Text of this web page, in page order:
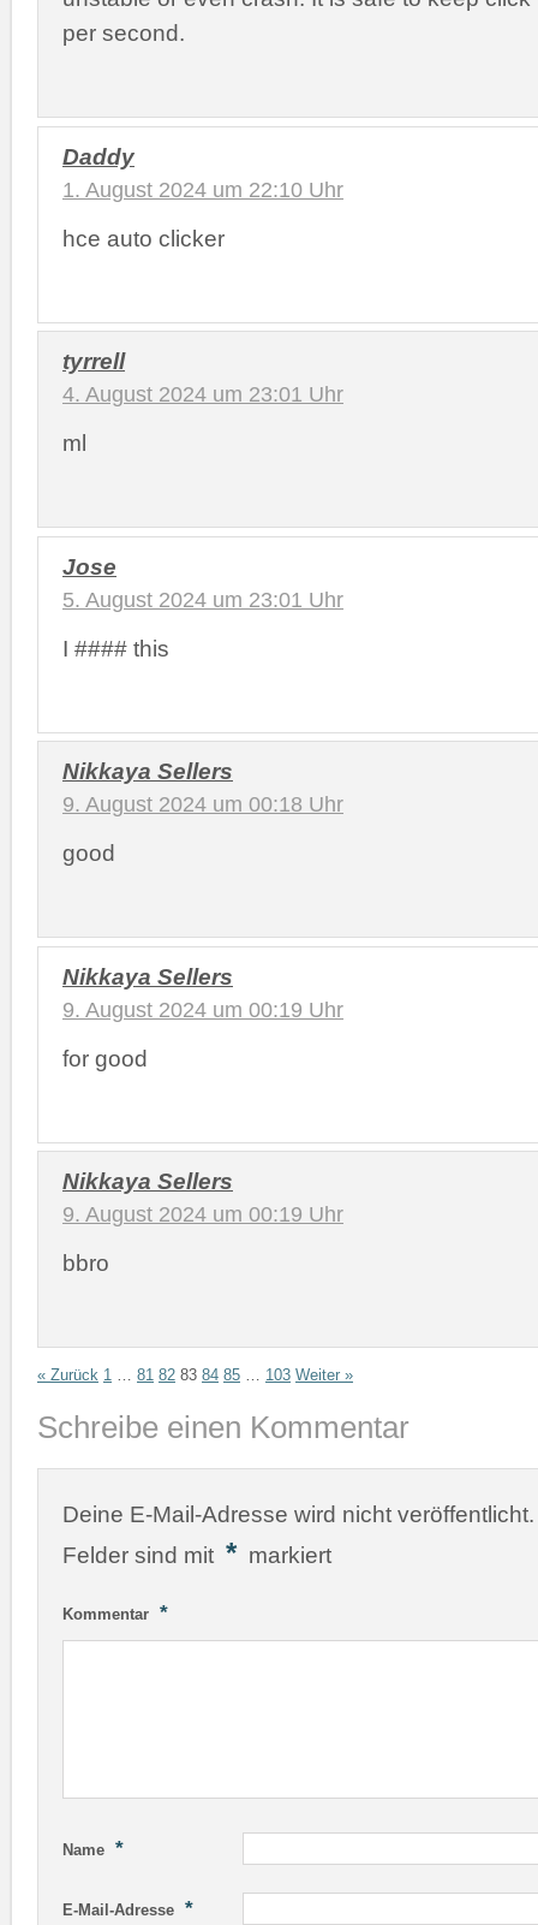
per second.
Daddy
1. August 2024 um 22:10 Uhr
hce auto clicker
tyrrell
4. August 2024 um 23:01 Uhr
ml
Jose
5. August 2024 um 23:01 Uhr
I #### this
Nikkaya Sellers
9. August 2024 um 00:18 Uhr
good
Nikkaya Sellers
9. August 2024 um 00:19 Uhr
for good
Nikkaya Sellers
9. August 2024 um 00:19 Uhr
bbro
« Zurück 1 … 81 82 83 84 85 … 103 Weiter »
Schreibe einen Kommentar
Deine E-Mail-Adresse wird nicht veröffentlicht.
Felder sind mit * markiert
Kommentar *
Name *
E-Mail-Adresse *